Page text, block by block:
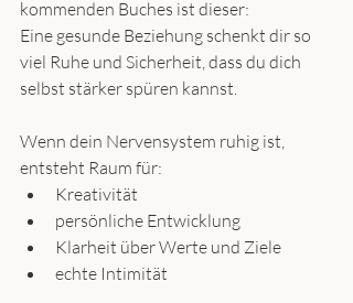
kommenden Buches ist dieser:
Eine gesunde Beziehung schenkt dir so
viel Ruhe und Sicherheit, dass du dich
selbst stärker spüren kannst.
Wenn dein Nervensystem ruhig ist,
entsteht Raum für:
Kreativität
persönliche Entwicklung
Klarheit über Werte und Ziele
echte Intimität